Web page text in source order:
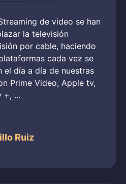
de video se han
la televisión
por cable, haciendo
cada vez se
el día a día de nuestras
Prime Video, Apple tv,
+, ...
Ruiz